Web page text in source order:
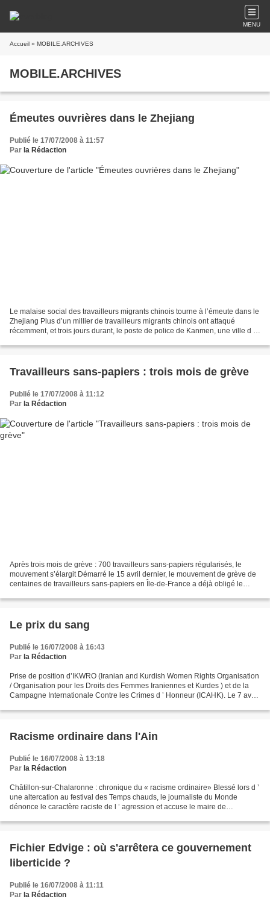
MENU
Accueil » MOBILE.ARCHIVES
MOBILE.ARCHIVES
Émeutes ouvrières dans le Zhejiang
Publié le 17/07/2008 à 11:57
Par la Rédaction
Le malaise social des travailleurs migrants chinois tourne à l’émeute dans le
Zhejiang Plus d’un millier de travailleurs migrants chinois ont attaqué
récemment, et trois jours durant, le poste de police de Kanmen, une ville d ’
Travailleurs sans-papiers : trois mois de grève
Publié le 17/07/2008 à 11:12
Par la Rédaction
Après trois mois de grève : 700 travailleurs sans-papiers régularisés, le
mouvement s’élargit Démarré le 15 avril dernier, le mouvement de grève de
centaines de travailleurs sans-papiers en Île-de-France a déjà obligé le
Le prix du sang
Publié le 16/07/2008 à 16:43
Par la Rédaction
Prise de position d’IKWRO (Iranian and Kurdish Women Rights Organisation
/ Organisation pour les Droits des Femmes Iraniennes et Kurdes ) et de la
Campagne Internationale Contre les Crimes d ’ Honneur (ICAHK). Le 7 avril
Racisme ordinaire dans l'Ain
Publié le 16/07/2008 à 13:18
Par la Rédaction
Châtillon-sur-Chalaronne : chronique du « racisme ordinaire» Blessé lors d ’
une altercation au festival des Temps chauds, le journaliste du Monde
dénonce le caractère raciste de l ’ agression et accuse le maire de
Fichier Edvige : où s'arrêtera ce gouvernement
liberticide ?
Publié le 16/07/2008 à 11:11
Par la Rédaction